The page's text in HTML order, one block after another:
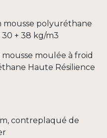
mousse polyuréthane
+ 38 kg/m3
mousse moulée à froid
Haute Résilience
contreplaqué de